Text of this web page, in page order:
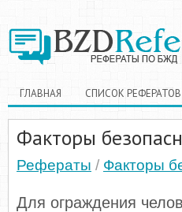
ГЛАВНАЯ СПИСОК РЕФЕРАТОВ
Факторы
Рефераты / Факторы
Для ограждения